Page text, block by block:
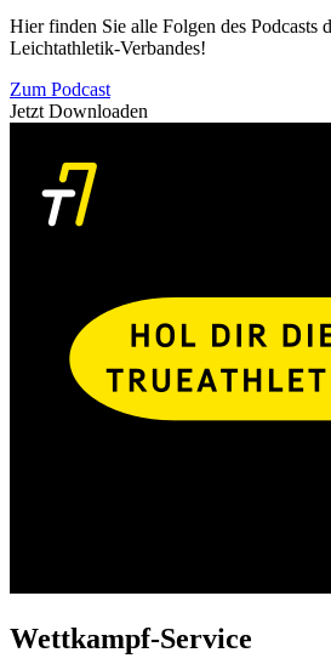
Hier finden Sie alle Folgen des Podcasts
Leichtathletik-Verbandes!
Zum Podcast
Jetzt Downloaden
Wettkampf-Service